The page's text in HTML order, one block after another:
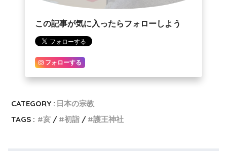
この記事が気に入ったらフォローしよう
フォローする
CATEGORY : 日本の宗教
TAGS :
亥 初詣 護王神社